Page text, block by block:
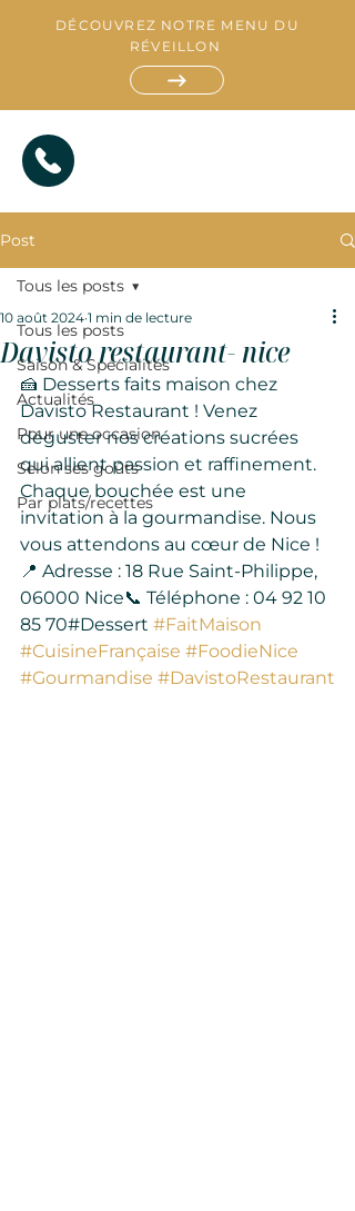
DÉCOUVREZ NOTRE MENU DU
RÉVEILLON
R
E
S
TAURAN
Post
Tous les posts
Saison & Spécialités
Actualités
Pour une occasion
Selon ses goûts
Par plats/recettes
Tous les posts
Davisto restaurant- nice
10 août 2024 1 min de lecture
🍰 Desserts faits maison chez
Davisto Restaurant ! Venez
déguster nos créations sucrées
qui allient passion et raffinement.
Chaque bouchée est une
invitation à la gourmandise. Nous
vous attendons au cœur de Nice !
📍 Adresse : 18 Rue Saint-Philippe,
06000 Nice📞 Téléphone : 04 92 10
85 70#Dessert #FaitMaison
#CuisineFrançaise #FoodieNice
#Gourmandise #DavistoRestaurant